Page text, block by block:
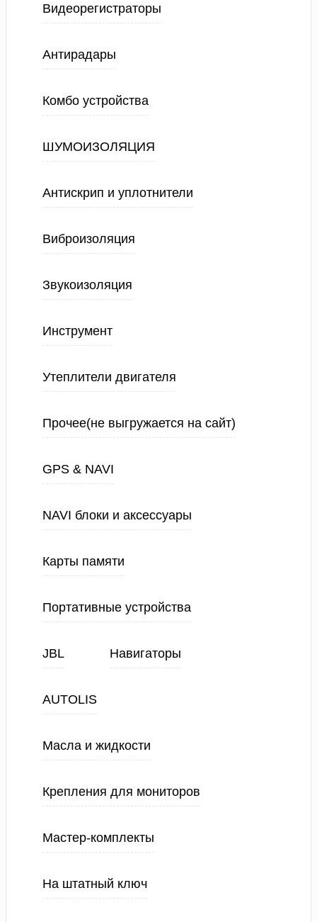
Видеорегистраторы
Антирадары
Комбо устройства
ШУМОИЗОЛЯЦИЯ
Антискрип и уплотнители
Виброизоляция
Звукоизоляция
Инструмент
Утеплители двигателя
Прочее(не выгружается на сайт)
GPS & NAVI
NAVI блоки и аксессуары
Карты памяти
Портативные устройства
JBL Навигаторы
AUTOLIS
Масла и жидкости
Крепления для мониторов
Мастер-комплекты
На штатный ключ